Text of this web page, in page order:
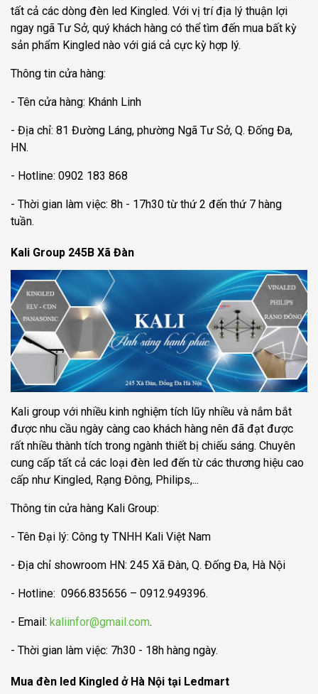
tất cả các dòng đèn led Kingled. Với vị trí địa lý thuận lợi
ngay ngã Tư Sở, quý khách hàng có thể tìm đến mua bất kỳ
sản phẩm Kingled nào với giá cả cực kỳ hợp lý.
Thông tin cửa hàng:
- Tên cửa hàng: Khánh Linh
- Địa chỉ: 81 Đường Láng, phường Ngã Tư Sở, Q. Đống Đa,
HN.
- Hotline: 0902 183 868
- Thời gian làm việc: 8h - 17h30 từ thứ 2 đến thứ 7 hàng
tuần.
Kali Group 245B Xã Đàn
Kali group với nhiều kinh nghiệm tích lũy nhiều và nắm bắt
được nhu cầu ngày càng cao khách hàng nên đã đạt được
rất nhiều thành tích trong ngành thiết bị chiếu sáng. Chuyên
cung cấp tất cả các loại đèn led đến từ các thương hiệu cao
cấp như Kingled, Rạng Đông, Philips,...
Thông tin cửa hàng Kali Group:
- Tên Đại lý: Công ty TNHH Kali Việt Nam
- Địa chỉ showroom HN: 245 Xã Đàn, Q. Đống Đa, Hà Nội
- Hotline: 0966.835656 – 0912.949396.
- Email: kaliinfor@gmail.com.
- Thời gian làm việc: 7h30 - 18h hàng ngày.
Mua đèn led Kingled ở Hà Nội tại Ledmart